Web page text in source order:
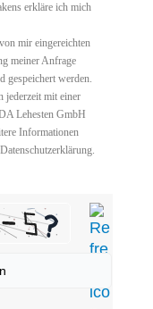
erkläre ich mich
mir eingereichten
meiner Anfrage
gespeichert werden.
jederzeit mit einer
Lehesten GmbH
Informationen